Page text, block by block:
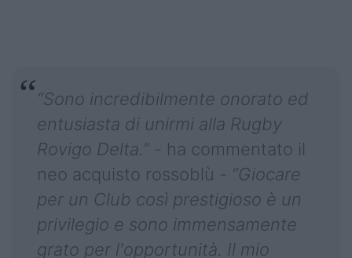
“Sono incredibilmente onorato ed
entusiasta di unirmi alla Rugby
Rovigo Delta.” - ha commentato il
neo acquisto rossoblù - “Giocare
per un Club così prestigioso è un
privilegio e sono immensamente
grato per l'opportunità. Il mio